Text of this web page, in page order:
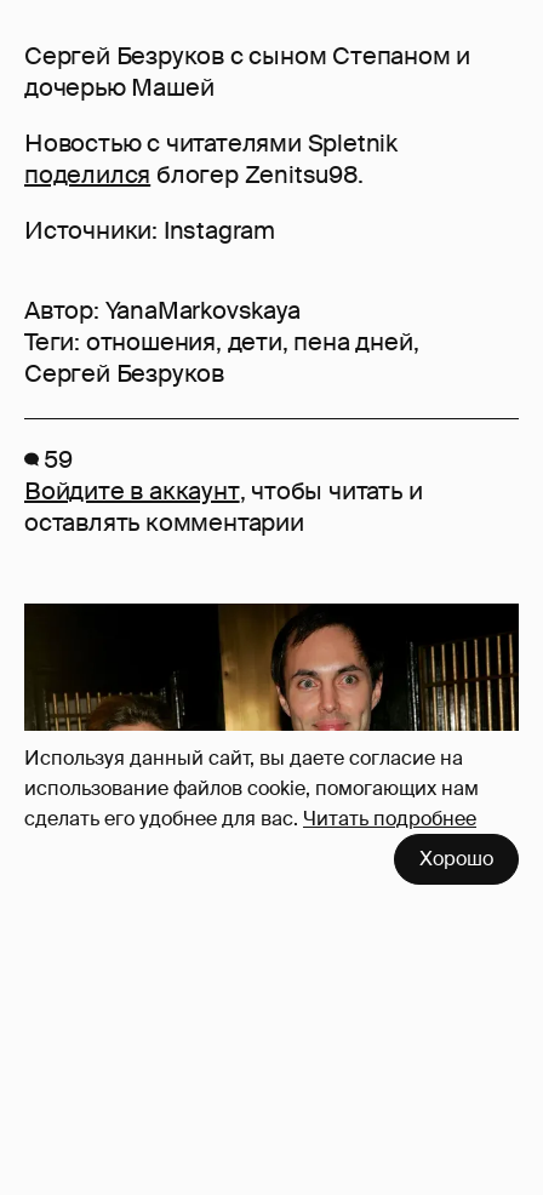
Используя данный сайт, вы даете согласие на
использование файлов cookie, помогающих нам
сделать его удобнее для вас. Читать подробнее
Хорошо
Сергей Безруков с сыном Степаном и
дочерью Машей
Новостью с читателями Spletnik
поделился блогер Zenitsu98.
Источники: Instagram
Автор: YanaMarkovskaya
Теги: отношения, дети, пена дней,
Сергей Безруков
59
Войдите в аккаунт, чтобы читать и
оставлять комментарии